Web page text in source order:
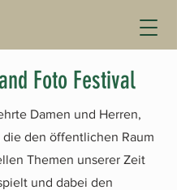
Foto Festival
Damen und Herren,
die den öffentlichen Raum
Themen unserer Zeit
und dabei den